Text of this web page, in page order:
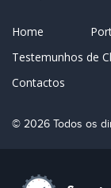
Home
Testemunhos de
Contactos
© 2026 Todos os